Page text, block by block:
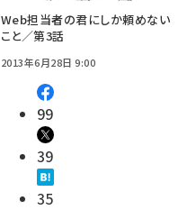
Web担当者の君にしか頼めない
こと／第3話
2013年6月28日 9:00
99
39
35